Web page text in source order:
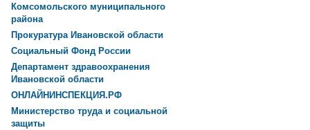
Комсомольского муниципального
района
Прокуратура Ивановской области
Социальный Фонд России
Департамент здравоохранения
Ивановской области
ОНЛАЙНИНСПЕКЦИЯ.РФ
Министерство труда и социальной
защиты